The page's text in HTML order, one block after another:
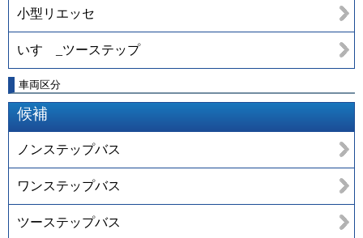
小型リエッセ
いすゞ_ツーステップ
車両区分
候補
ノンステップバス
ワンステップバス
ツーステップバス